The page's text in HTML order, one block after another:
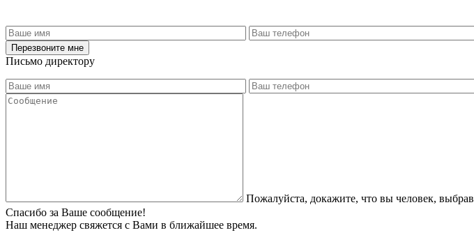
Письмо директору
Пожалуйста, докажите, что вы человек, выбрав
Спасибо за Ваше сообщение!
Наш менеджер свяжется с Вами в ближайшее время.